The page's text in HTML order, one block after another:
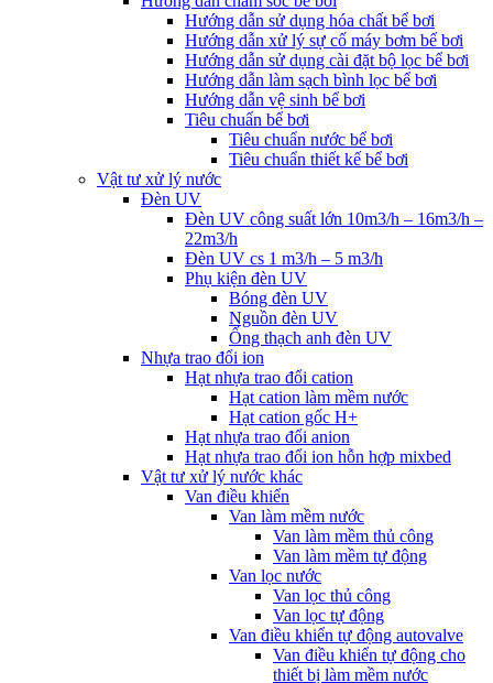
Hướng dẫn sử dụng hóa chất bể bơi
Hướng dẫn xử lý sự cố máy bơm bể bơi
Hướng dẫn sử dụng cài đặt bộ lọc bể bơi
Hướng dẫn làm sạch bình lọc bể bơi
Hướng dẫn vệ sinh bể bơi
Tiêu chuẩn bể bơi
Tiêu chuẩn nước bể bơi
Tiêu chuẩn thiết kế bể bơi
Vật tư xử lý nước
Đèn UV
Đèn UV công suất lớn 10m3/h – 16m3/h –
22m3/h
Đèn UV cs 1 m3/h – 5 m3/h
Phụ kiện đèn UV
Bóng đèn UV
Nguồn đèn UV
Ống thạch anh đèn UV
Nhựa trao đổi ion
Hạt nhựa trao đổi cation
Hạt cation làm mềm nước
Hạt cation gốc H+
Hạt nhựa trao đổi anion
Hạt nhựa trao đổi ion hỗn hợp mixbed
Vật tư xử lý nước khác
Van điều khiển
Van làm mềm nước
Van làm mềm thủ công
Van làm mềm tự động
Van lọc nước
Van lọc thủ công
Van lọc tự động
Van điều khiển tự động autovalve
Van điều khiển tự động cho
thiết bị làm mềm nước